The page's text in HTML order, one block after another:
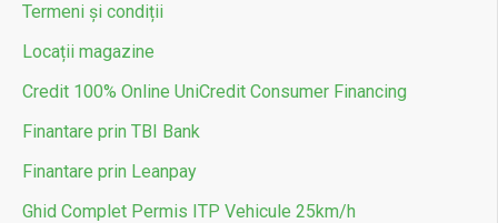
Termeni și condiții
Locații magazine
Credit 100% Online UniCredit Consumer Financing
Finantare prin TBI Bank
Finantare prin Leanpay
Ghid Complet Permis ITP Vehicule 25km/h